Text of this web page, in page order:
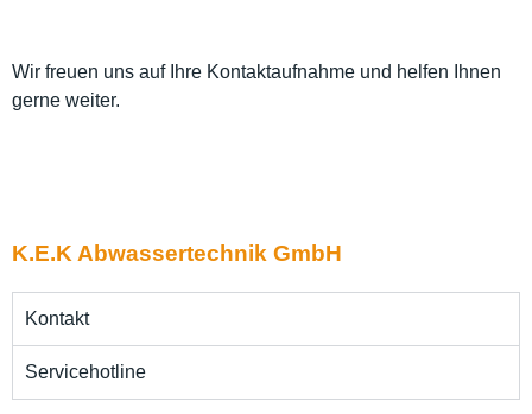
Wir freuen uns auf Ihre Kontaktaufnahme und helfen Ihnen
gerne weiter.
K.E.K Abwassertechnik GmbH
Kontakt
Servicehotline